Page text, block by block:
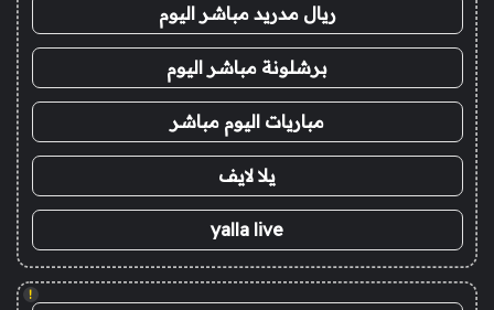
ريال مدريد مباشر اليوم
برشلونة مباشر اليوم
مباريات اليوم مباشر
يلا لايف
yalla live
!